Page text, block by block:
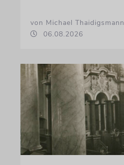
von Michael Thaidigsmann
06.08.2026